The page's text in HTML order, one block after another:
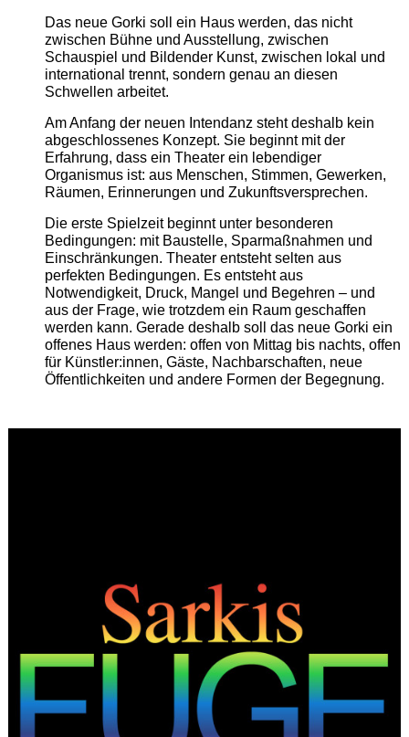
Das neue Gorki soll ein Haus werden, das nicht
zwischen Bühne und Ausstellung, zwischen
Schauspiel und Bildender Kunst, zwischen lokal und
international trennt, sondern genau an diesen
Schwellen arbeitet.
Am Anfang der neuen Intendanz steht deshalb kein
abgeschlossenes Konzept. Sie beginnt mit der
Erfahrung, dass ein Theater ein lebendiger
Organismus ist: aus Menschen, Stimmen, Gewerken,
Räumen, Erinnerungen und Zukunftsversprechen.
Die erste Spielzeit beginnt unter besonderen
Bedingungen: mit Baustelle, Sparmaßnahmen und
Einschränkungen. Theater entsteht selten aus
perfekten Bedingungen. Es entsteht aus
Notwendigkeit, Druck, Mangel und Begehren – und
aus der Frage, wie trotzdem ein Raum geschaffen
werden kann. Gerade deshalb soll das neue Gorki ein
offenes Haus werden: offen von Mittag bis nachts, offen
für Künstler:innen, Gäste, Nachbarschaften, neue
Öffentlichkeiten und andere Formen der Begegnung.